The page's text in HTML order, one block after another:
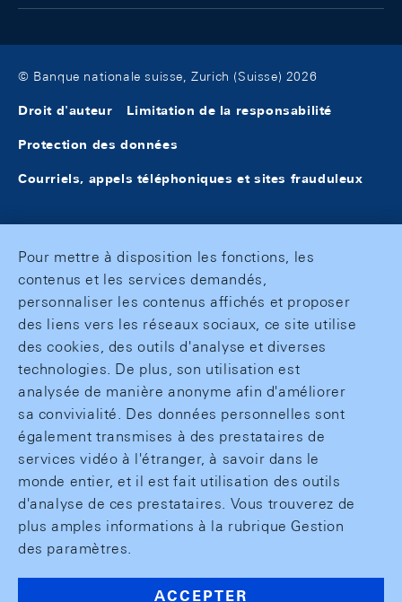
© Banque nationale suisse, Zurich (Suisse) 2026
Droit d'auteur Limitation de la responsabilité
Protection des données
Courriels, appels téléphoniques et sites frauduleux
Pour mettre à disposition les fonctions, les
contenus et les services demandés,
personnaliser les contenus affichés et proposer
des liens vers les réseaux sociaux, ce site utilise
des cookies, des outils d'analyse et diverses
technologies. De plus, son utilisation est
analysée de manière anonyme afin d'améliorer
sa convivialité. Des données personnelles sont
également transmises à des prestataires de
services vidéo à l'étranger, à savoir dans le
monde entier, et il est fait utilisation des outils
d'analyse de ces prestataires. Vous trouverez de
plus amples informations à la rubrique Gestion
des paramètres.
ACCEPTER